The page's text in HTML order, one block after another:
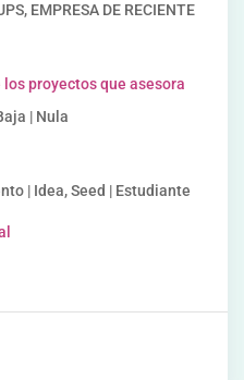
EMPRESA DE RECIENTE
proyectos que asesora
| Nula
| Idea, Seed | Estudiante